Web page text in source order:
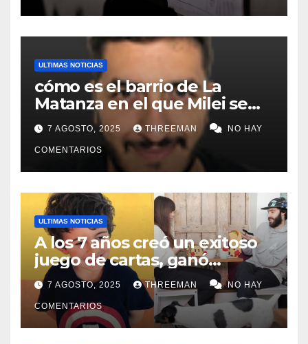
ULTIMAS NOTICIAS
cómo es el barrio de La
Matanza en el que Milei se
sacó la foto de lanzamiento
de campaña en provincia de
Buenos Aires
7 AGOSTO, 2025 THREEMAN NO HAY
COMENTARIOS
ULTIMAS NOTICIAS
A los 7 años creó un exitoso
juego de cartas, ganó
millones y ahora vendió la
idea para cumplir su sueño
7 AGOSTO, 2025 THREEMAN NO HAY
COMENTARIOS